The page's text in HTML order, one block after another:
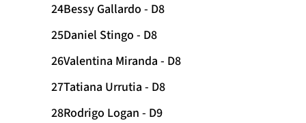
Bessy Gallardo - D8
Daniel Stingo - D8
Valentina Miranda - D8
Tatiana Urrutia - D8
Rodrigo Logan - D9